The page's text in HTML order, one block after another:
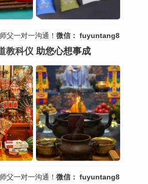
父一对一沟通！ 微信： fuyuntang8
教科仪助您心想事成
父一对一沟通！ 微信： fuyuntang8